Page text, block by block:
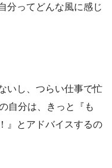
分ってどんな風に感じ
いし、つらい仕事で忙
自分は、きっと『も
』とアドバイスするの